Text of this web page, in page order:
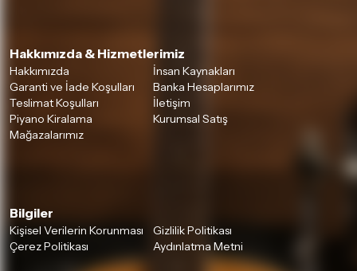
Hakkımızda & Hizmetlerimiz
Hakkımızda
İnsan Kaynakları
Garanti ve İade Koşulları
Banka Hesaplarımız
Teslimat Koşulları
İletişim
Piyano Kiralama
Kurumsal Satış
Mağazalarımız
Bilgiler
Kişisel Verilerin Korunması
Gizlilik Politikası
Çerez Politikası
Aydınlatma Metni